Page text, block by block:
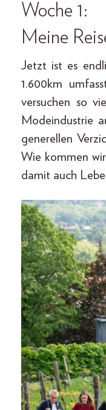
Woche 1:
Meine
Jetzt ist es
1.600km
versuchen so
Modeindustrie
generellen
Wie kommen
damit auch